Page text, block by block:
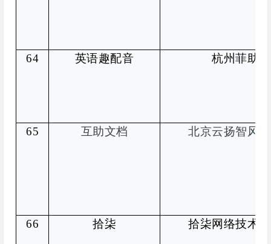
64 英语趣配音 杭州菲助
65 互助文档 北京云扬智风
66 拾柒 拾柒网络技术